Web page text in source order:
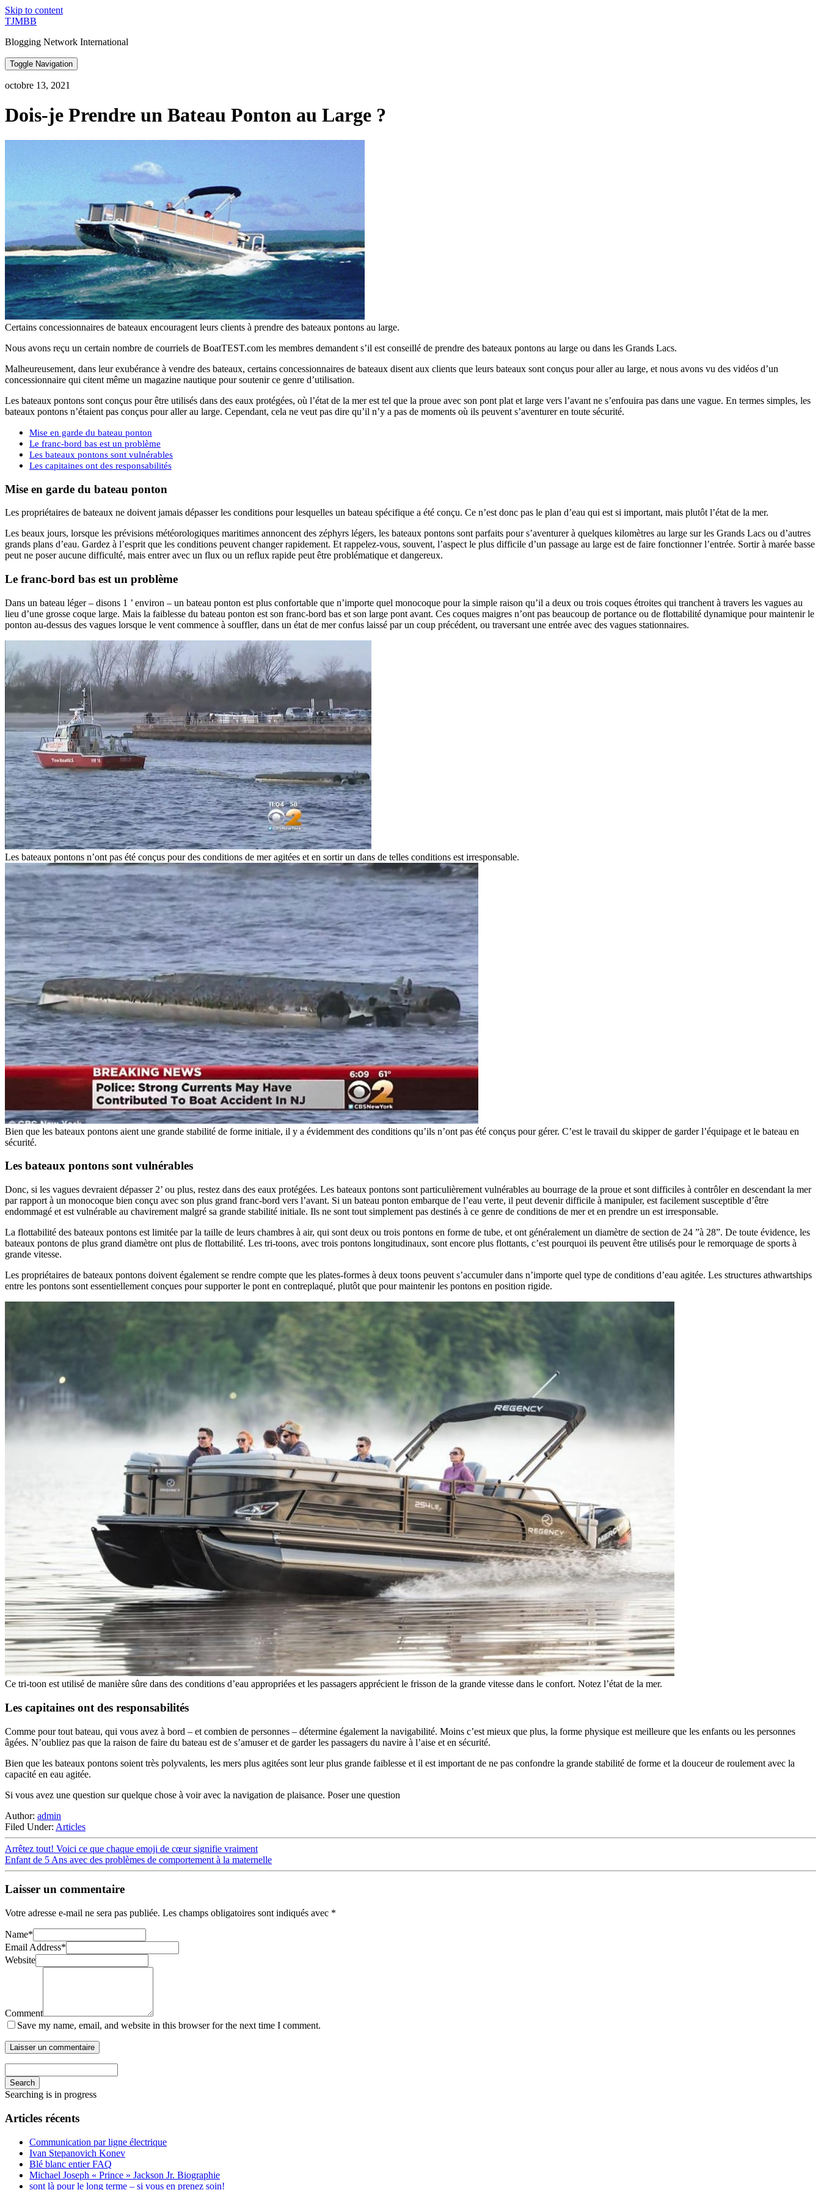
Skip to content
TJMBB
Blogging Network International
Toggle Navigation
octobre 13, 2021
Dois-je Prendre un Bateau Ponton au Large ?
Certains concessionnaires de bateaux encouragent leurs clients à prendre des bateaux pontons au large.
Nous avons reçu un certain nombre de courriels de BoatTEST.com les membres demandent s’il est conseillé de prendre des bateaux pontons au large ou dans les Grands Lacs.
Malheureusement, dans leur exubérance à vendre des bateaux, certains concessionnaires de bateaux disent aux clients que leurs bateaux sont conçus pour aller au large, et nous avons vu des vidéos d’un
concessionnaire qui citent même un magazine nautique pour soutenir ce genre d’utilisation.
Les bateaux pontons sont conçus pour être utilisés dans des eaux protégées, où l’état de la mer est tel que la proue avec son pont plat et large vers l’avant ne s’enfouira pas dans une vague. En termes simples, les
bateaux pontons n’étaient pas conçus pour aller au large. Cependant, cela ne veut pas dire qu’il n’y a pas de moments où ils peuvent s’aventurer en toute sécurité.
Mise en garde du bateau ponton
Le franc-bord bas est un problème
Les bateaux pontons sont vulnérables
Les capitaines ont des responsabilités
Mise en garde du bateau ponton
Les propriétaires de bateaux ne doivent jamais dépasser les conditions pour lesquelles un bateau spécifique a été conçu. Ce n’est donc pas le plan d’eau qui est si important, mais plutôt l’état de la mer.
Les beaux jours, lorsque les prévisions météorologiques maritimes annoncent des zéphyrs légers, les bateaux pontons sont parfaits pour s’aventurer à quelques kilomètres au large sur les Grands Lacs ou d’autres
grands plans d’eau. Gardez à l’esprit que les conditions peuvent changer rapidement. Et rappelez-vous, souvent, l’aspect le plus difficile d’un passage au large est de faire fonctionner l’entrée. Sortir à marée basse
peut ne poser aucune difficulté, mais entrer avec un flux ou un reflux rapide peut être problématique et dangereux.
Le franc-bord bas est un problème
Dans un bateau léger – disons 1 ’ environ – un bateau ponton est plus confortable que n’importe quel monocoque pour la simple raison qu’il a deux ou trois coques étroites qui tranchent à travers les vagues au
lieu d’une grosse coque large. Mais la faiblesse du bateau ponton est son franc-bord bas et son large pont avant. Ces coques maigres n’ont pas beaucoup de portance ou de flottabilité dynamique pour maintenir le
ponton au-dessus des vagues lorsque le vent commence à souffler, dans un état de mer confus laissé par un coup précédent, ou traversant une entrée avec des vagues stationnaires.
Les bateaux pontons n’ont pas été conçus pour des conditions de mer agitées et en sortir un dans de telles conditions est irresponsable.
Bien que les bateaux pontons aient une grande stabilité de forme initiale, il y a évidemment des conditions qu’ils n’ont pas été conçus pour gérer. C’est le travail du skipper de garder l’équipage et le bateau en
sécurité.
Les bateaux pontons sont vulnérables
Donc, si les vagues devraient dépasser 2’ ou plus, restez dans des eaux protégées. Les bateaux pontons sont particulièrement vulnérables au bourrage de la proue et sont difficiles à contrôler en descendant la mer
par rapport à un monocoque bien conçu avec son plus grand franc-bord vers l’avant. Si un bateau ponton embarque de l’eau verte, il peut devenir difficile à manipuler, est facilement susceptible d’être
endommagé et est vulnérable au chavirement malgré sa grande stabilité initiale. Ils ne sont tout simplement pas destinés à ce genre de conditions de mer et en prendre un est irresponsable.
La flottabilité des bateaux pontons est limitée par la taille de leurs chambres à air, qui sont deux ou trois pontons en forme de tube, et ont généralement un diamètre de section de 24 ”à 28”. De toute évidence, les
bateaux pontons de plus grand diamètre ont plus de flottabilité. Les tri-toons, avec trois pontons longitudinaux, sont encore plus flottants, c’est pourquoi ils peuvent être utilisés pour le remorquage de sports à
grande vitesse.
Les propriétaires de bateaux pontons doivent également se rendre compte que les plates-formes à deux toons peuvent s’accumuler dans n’importe quel type de conditions d’eau agitée. Les structures athwartships
entre les pontons sont essentiellement conçues pour supporter le pont en contreplaqué, plutôt que pour maintenir les pontons en position rigide.
Ce tri-toon est utilisé de manière sûre dans des conditions d’eau appropriées et les passagers apprécient le frisson de la grande vitesse dans le confort. Notez l’état de la mer.
Les capitaines ont des responsabilités
Comme pour tout bateau, qui vous avez à bord – et combien de personnes – détermine également la navigabilité. Moins c’est mieux que plus, la forme physique est meilleure que les enfants ou les personnes
âgées. N’oubliez pas que la raison de faire du bateau est de s’amuser et de garder les passagers du navire à l’aise et en sécurité.
Bien que les bateaux pontons soient très polyvalents, les mers plus agitées sont leur plus grande faiblesse et il est important de ne pas confondre la grande stabilité de forme et la douceur de roulement avec la
capacité en eau agitée.
Si vous avez une question sur quelque chose à voir avec la navigation de plaisance. Poser une question
Author: admin
Filed Under: Articles
Arrêtez tout! Voici ce que chaque emoji de cœur signifie vraiment
Enfant de 5 Ans avec des problèmes de comportement à la maternelle
Laisser un commentaire
Votre adresse e-mail ne sera pas publiée. Les champs obligatoires sont indiqués avec *
Name*
Email Address*
Website
Comment
Save my name, email, and website in this browser for the next time I comment.
Search
Searching is in progress
Articles récents
Communication par ligne électrique
Ivan Stepanovich Konev
Blé blanc entier FAQ
Michael Joseph « Prince » Jackson Jr. Biographie
sont là pour le long terme – si vous en prenez soin!